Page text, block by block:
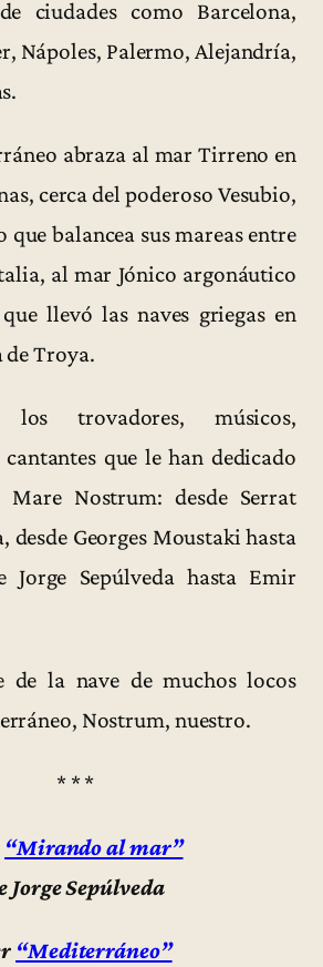
ciudades como Barcelona,
Nápoles, Palermo, Alejandría,
abraza al mar Tirreno en
cerca del poderoso Vesubio,
balancea sus mareas entre
al mar Jónico argonáutico
llevó las naves griegas en
de Troya.
trovadores, músicos,
que le han dedicado
Nostrum: desde Serrat
desde Georges Moustaki hasta
Jorge Sepúlveda hasta Emir
de la nave de muchos locos
Nostrum, nuestro.
* * *
“Mirando al mar”
Jorge Sepúlveda
“Mediterráneo”